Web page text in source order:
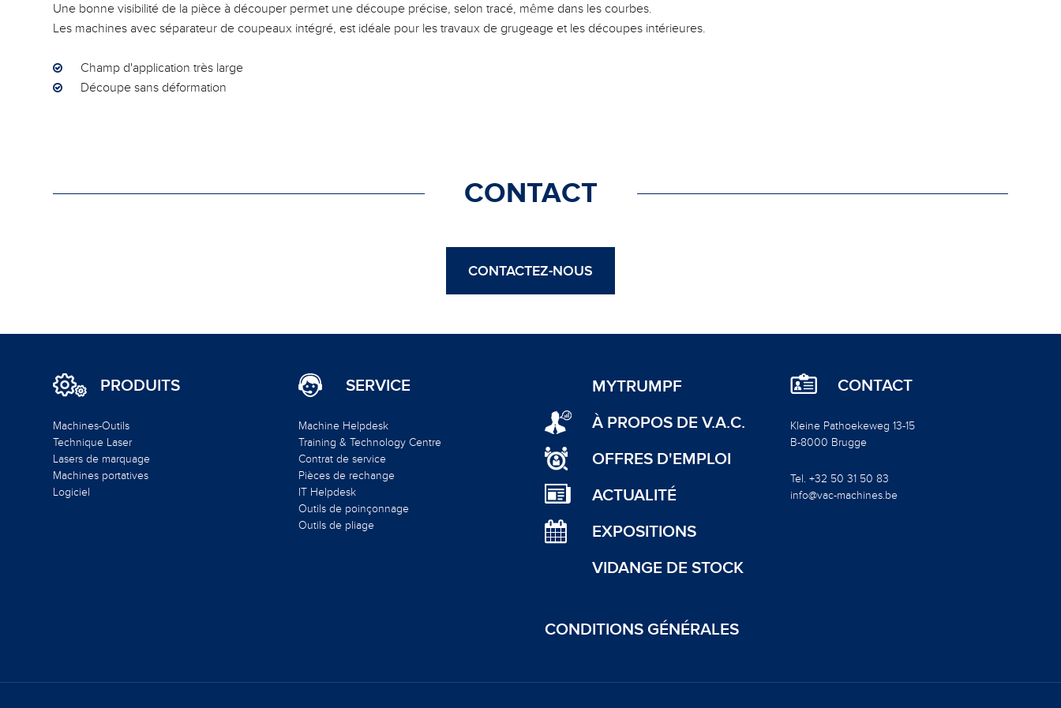
Une bonne visibilité de la pièce à découper permet une découpe précise, selon tracé, même dans les courbes.
Les machines avec séparateur de coupeaux intégré, est idéale pour les travaux de grugeage et les découpes intérieures.
Champ d'application très large
Découpe sans déformation
CONTACT
CONTACTEZ-NOUS
PRODUITS
Machines-Outils
Technique Laser
Lasers de marquage
Machines portatives
Logiciel
SERVICE
Machine Helpdesk
Training & Technology Centre
Contrat de service
Pièces de rechange
IT Helpdesk
Outils de poinçonnage
Outils de pliage
MYTRUMPF
À PROPOS DE V.A.C.
OFFRES D'EMPLOI
ACTUALITÉ
EXPOSITIONS
VIDANGE DE STOCK
CONDITIONS GÉNÉRALES
CONTACT
Kleine Pathoekeweg 13-15
B-8000 Brugge
Tel. +32 50 31 50 83
info@vac-machines.be